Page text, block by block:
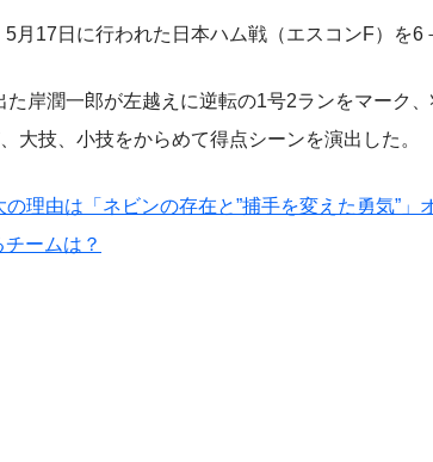
17日に行われた日本ハム戦（エスコンF）を6
岸潤一郎が左越えに逆転の1号2ランをマーク
大技、小技をからめて得点シーンを演出した。
理由は「ネビンの存在と”捕手を変えた勇気”
ームは？